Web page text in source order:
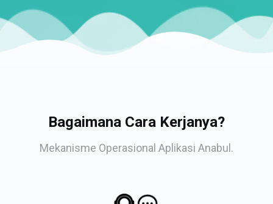
Bagaimana Cara Kerjanya?
Mekanisme Operasional Aplikasi Anabul.